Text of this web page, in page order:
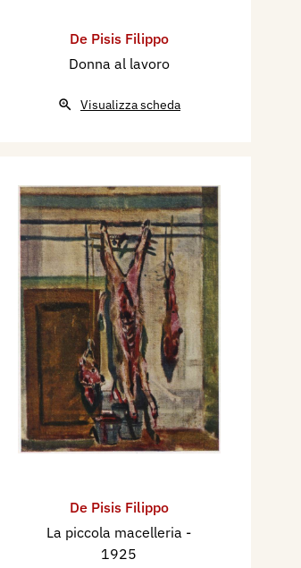
De Pisis Filippo
Donna al lavoro
Visualizza scheda
De Pisis Filippo
La piccola macelleria -
1925